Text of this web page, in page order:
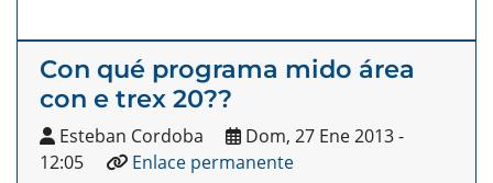
Con qué programa mido área
con e trex 20??
Esteban Cordoba
Dom, 27 Ene 2013 -
12:05
Enlace permanente